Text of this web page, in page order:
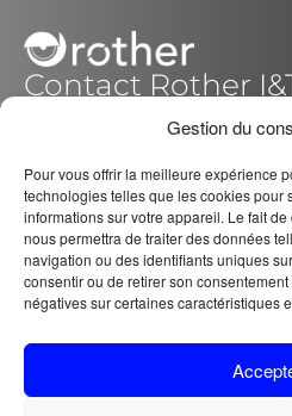
Gestion du
Pour vous offrir la meilleure expérience
technologies telles que les cookies pour
informations sur votre appareil. Le fait
nous permettra de traiter des données
navigation ou des identifiants uniques
consentir ou de retirer son
négatives sur certaines caractéristiques
Contact Rother
C/ Fausto García Tena
España / Spain+34
Médias sociaux
F
a
e
L
i
k
I
n
t
POLITIQUE DE